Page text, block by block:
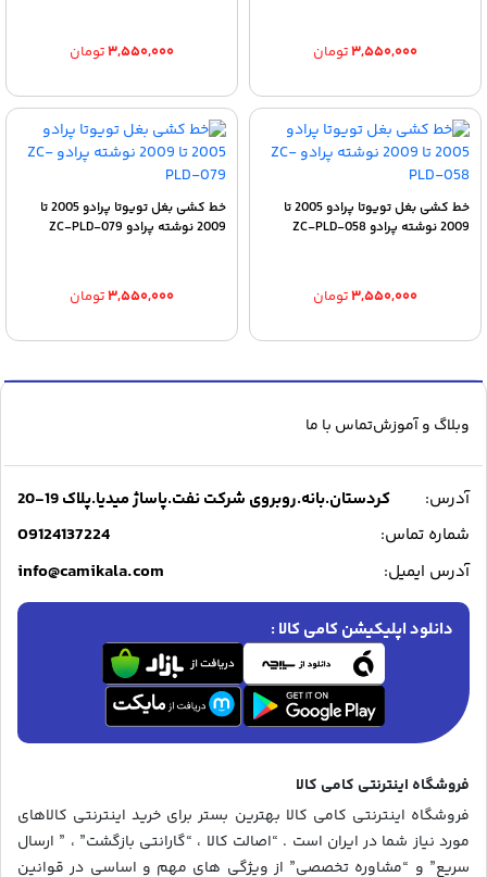
۳,۵۵۰,۰۰۰تومان ۳,۵۵۰,۰۰۰تومان
خط کشی بغل تویوتا پرادو 2005 تا
2009 نوشته پرادو ZC-PLD-058
۳,۵۵۰,۰۰۰تومان
خط کشی بغل تویوتا پرادو 2005 تا
2009 نوشته پرادو ZC-PLD-079
۳,۵۵۰,۰۰۰تومان
وبلاگ و آموزشتماس با ما
آدرس:
کردستان.بانه.روبروی شرکت نفت.پاساژ میدیا.پلاک 19-20
شماره تماس:
09124137224
آدرس ایمیل: info@camikala.com
دانلود اپلیکیشن کامی کالا :
فروشگاه اینترنتی کامی کالا
فروشگاه اینترنتی کامی کالا بهترین بستر برای خرید اینترنتی کالاهای
مورد نیاز شما در ایران است . “اصالت کالا ، “گارانتی بازگشت” ، ” ارسال
سریع” و “مشاوره تخصصی” از ویژگی های مهم و اساسی در قوانین